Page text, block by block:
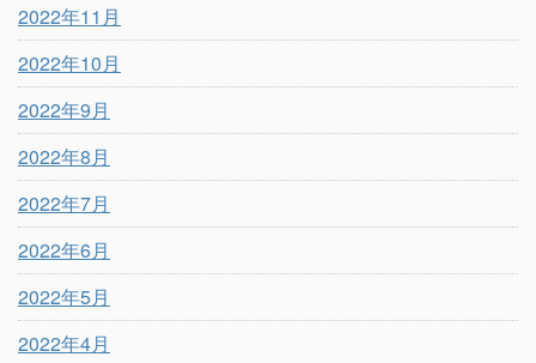
2022年11月
2022年10月
2022年9月
2022年8月
2022年7月
2022年6月
2022年5月
2022年4月